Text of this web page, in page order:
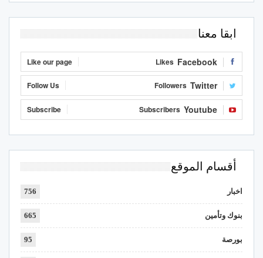
ابقا معنا
Facebook
Likes
Like our page
Twitter
Followers
Follow Us
Youtube
Subscribers
Subscribe
أقسام الموقع
اخبار 756
بنوك وتأمين 665
بورصة 95